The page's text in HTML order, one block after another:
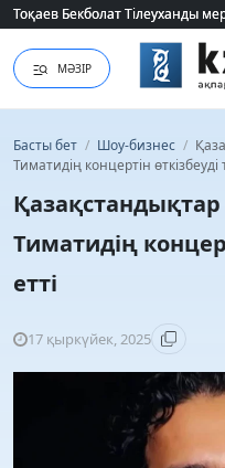
Тоқаев Бекболат Тілеуханды
Тоқаев Бекболат Тілеуханды
МӘЗІР
Басты бет / Шоу-бизнес /
Тиматидің концертін өткізбеуді
Қазақстандықтар
Тиматидің
етті
17 қыркүйек, 2025